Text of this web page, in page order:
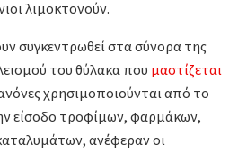
λιμοκτονούν.
συγκεντρωθεί στα σύνορα της
του θύλακα που μαστίζεται
χρησιμοποιούνται από το
είσοδο τροφίμων, φαρμάκων,
ανέφεραν οι